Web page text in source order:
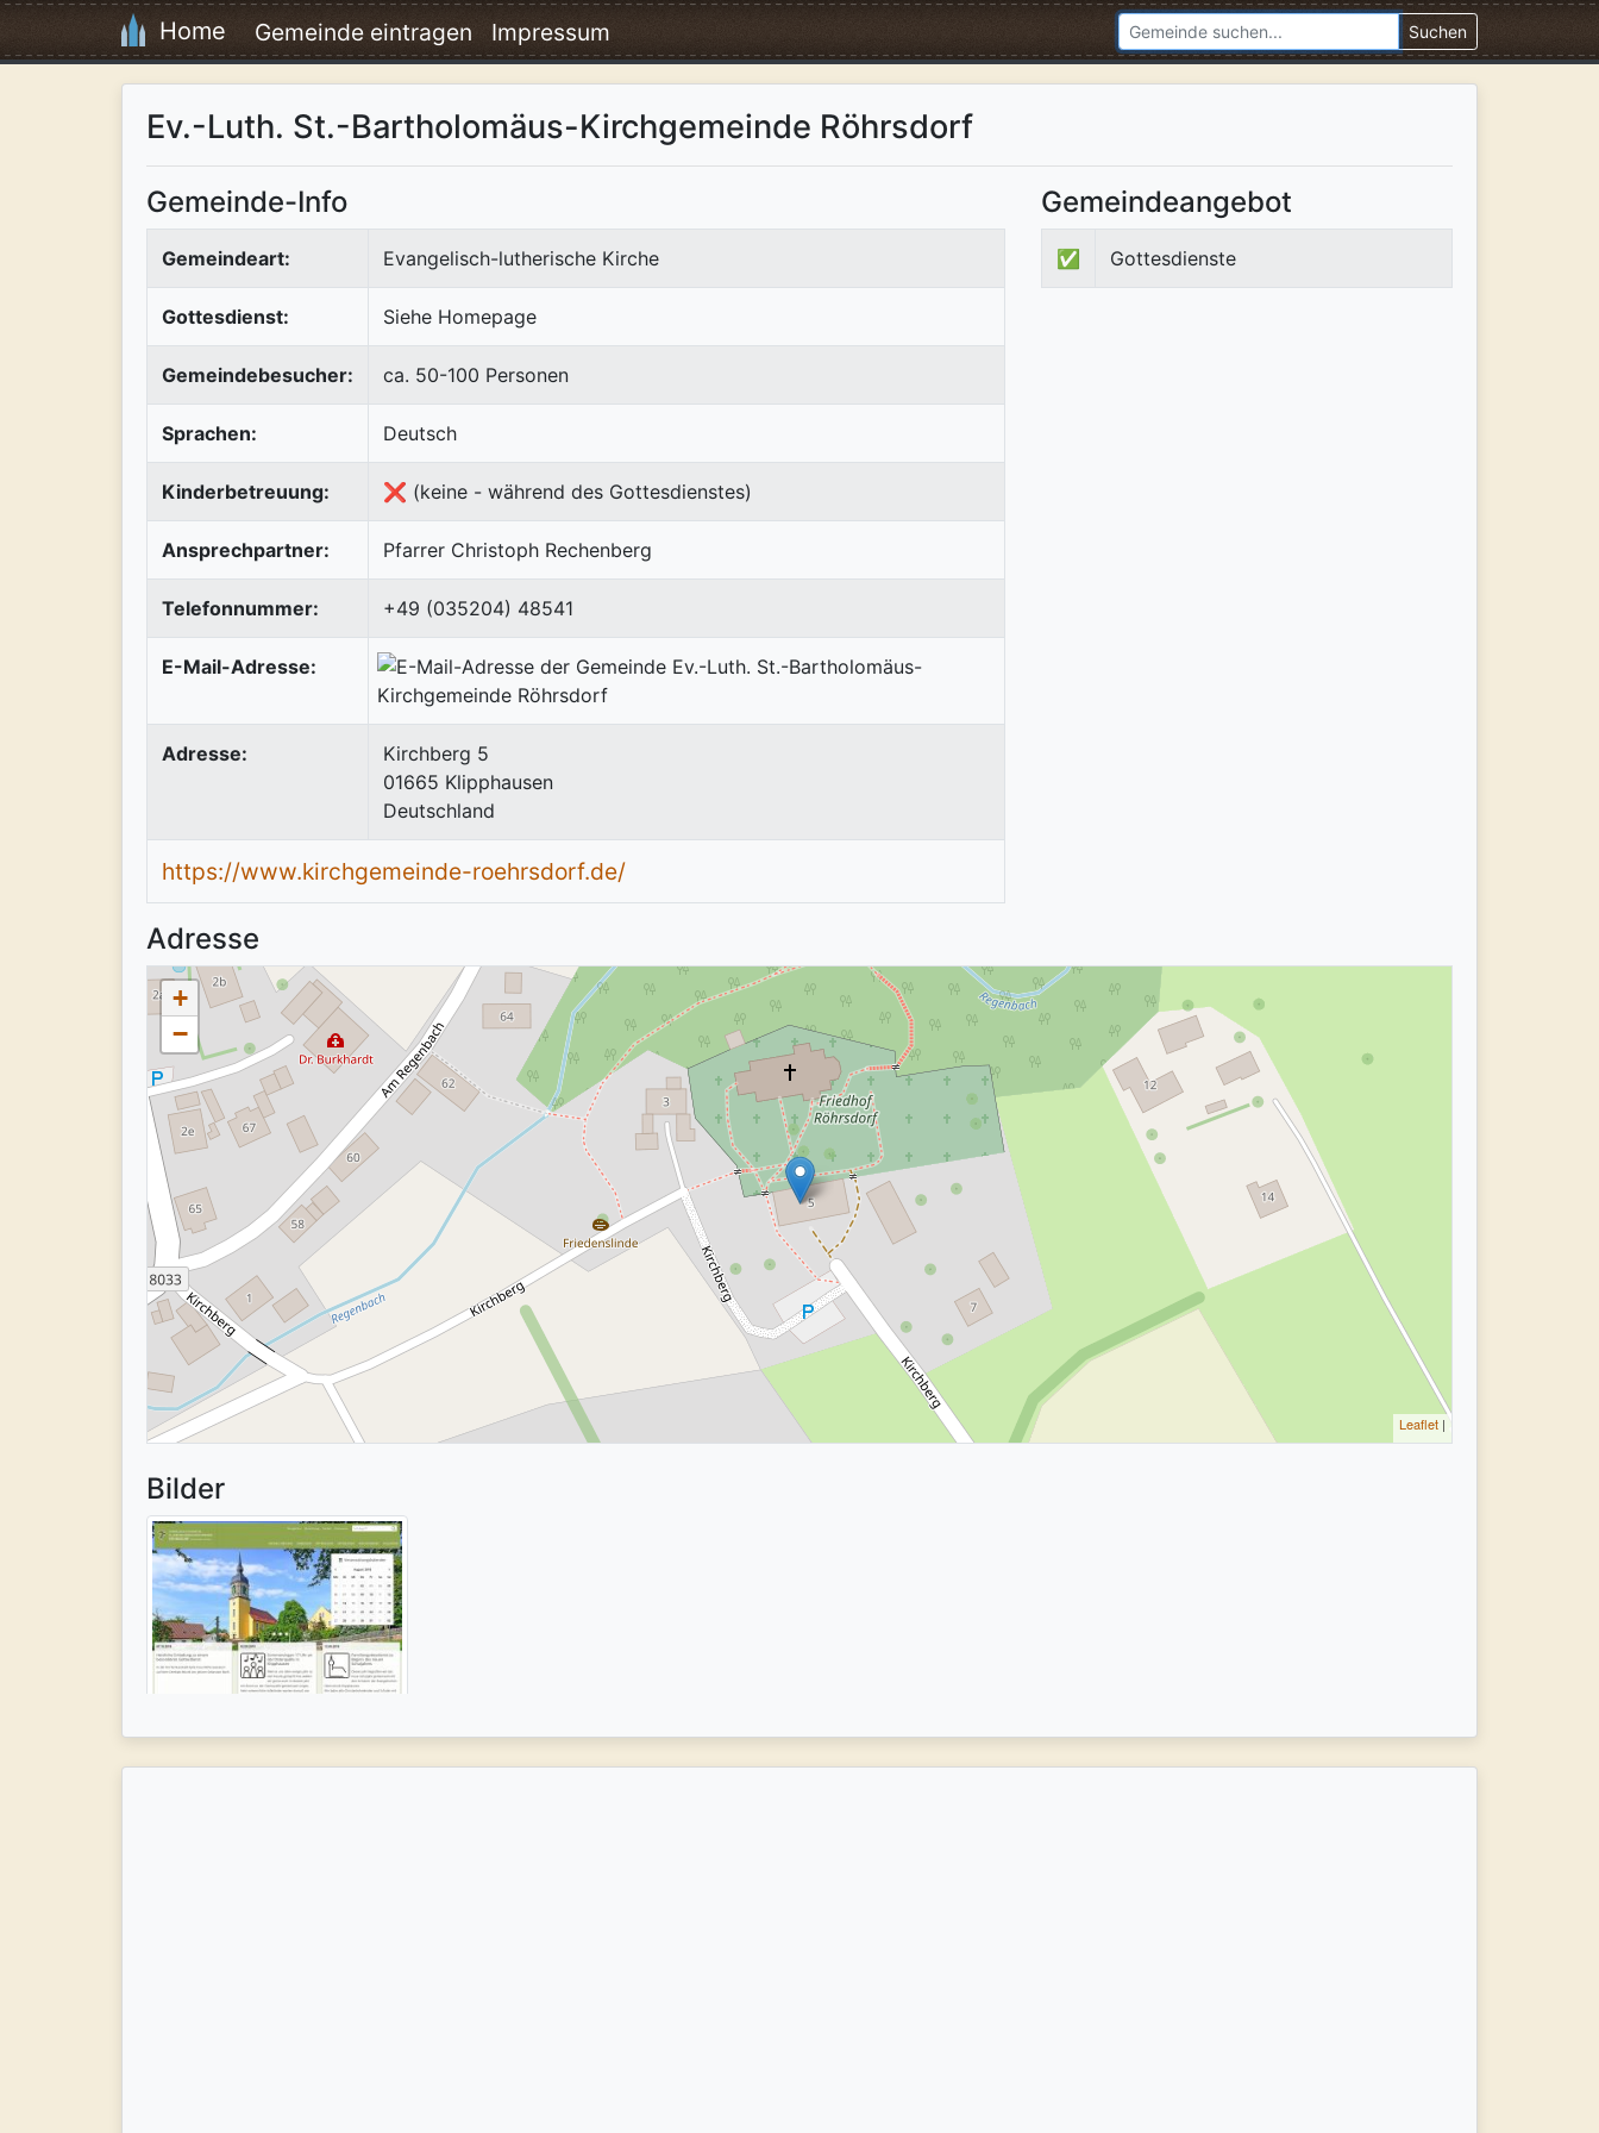
Home Gemeinde eintragen Impressum Suchen
Ev.-Luth. St.-Bartholomäus-Kirchgemeinde Röhrsdorf
Gemeinde-Info
Gemeindeart: Evangelisch-lutherische Kirche
Gottesdienst: Siehe Homepage
Gemeindebesucher: ca. 50-100 Personen
Sprachen: Deutsch
Kinderbetreuung: ❌ (keine - während des Gottesdienstes)
Ansprechpartner: Pfarrer Christoph Rechenberg
Telefonnummer: +49 (035204) 48541
E-Mail-Adresse:
Adresse:
Kirchberg 5
01665 Klipphausen
Deutschland
https://www.kirchgemeinde-roehrsdorf.de/
Gemeindeangebot
✅ Gottesdienste
Adresse
+
−
Leaflet |
Bilder